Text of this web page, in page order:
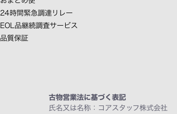
24時間緊急調達リレー
EOL品継続調査サービス
品質保証
古物営業法に基づく表記
氏名又は名称：コアスタッフ株式会社